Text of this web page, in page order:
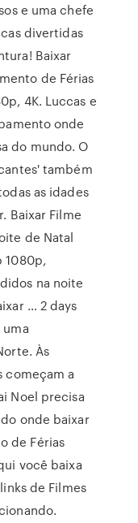
e uma chefe
divertidas
Baixar
de Férias
4K. Luccas e
onde
do mundo. O
também
as idades
Baixar Filme
de Natal
1080p,
na noite
… 2 days
Às
começam a
Noel precisa
onde baixar
de Férias
você baixa
de Filmes